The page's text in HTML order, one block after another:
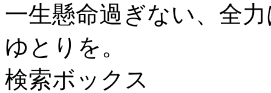
一生懸命過ぎない、全
ゆとりを。
検索ボックス